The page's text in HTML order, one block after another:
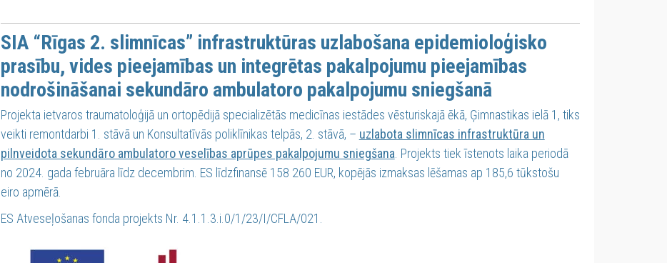
SIA “Rīgas 2. slimnīcas” infrastruktūras uzlabošana epidemioloģisko
prasību, vides pieejamības un integrētas pakalpojumu pieejamības
nodrošināšanai sekundāro ambulatoro pakalpojumu sniegšanā
Projekta ietvaros traumatoloģijā un ortopēdijā specializētās medicīnas iestādes vēsturiskajā ēkā, Ģimnastikas ielā 1, tiks
veikti remontdarbi 1. stāvā un Konsultatīvās poliklīnikas telpās, 2. stāvā, – uzlabota slimnīcas infrastruktūra un
pilnveidota sekundāro ambulatoro veselības aprūpes pakalpojumu sniegšana. Projekts tiek īstenots laika periodā
no 2024. gada februāra līdz decembrim. ES līdzfinansē 158 260 EUR, kopējās izmaksas lēšamas ap 185,6 tūkstošu
eiro apmērā.
ES Atveseļošanas fonda projekts Nr. 4.1.1.3.i.0/1/23/I/CFLA/021.